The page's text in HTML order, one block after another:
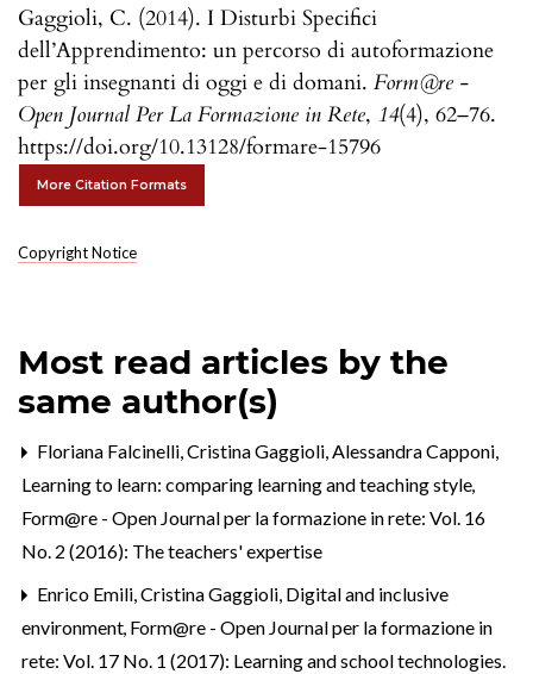
Gaggioli, C. (2014). I Disturbi Specifici
dell’Apprendimento: un percorso di autoformazione
per gli insegnanti di oggi e di domani. Form@re -
Open Journal Per La Formazione in Rete, 14(4), 62–76.
https://doi.org/10.13128/formare-15796
More Citation Formats
Copyright Notice
Most read articles by the
same author(s)
Floriana Falcinelli, Cristina Gaggioli, Alessandra Capponi,
Learning to learn: comparing learning and teaching style,
Form@re - Open Journal per la formazione in rete: Vol. 16
No. 2 (2016): The teachers' expertise
Enrico Emili, Cristina Gaggioli, Digital and inclusive
environment, Form@re - Open Journal per la formazione in
rete: Vol. 17 No. 1 (2017): Learning and school technologies.